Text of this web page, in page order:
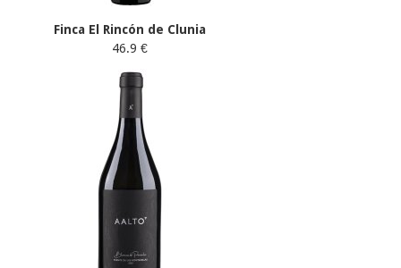
Finca El Rincón de Clunia
46.9 €